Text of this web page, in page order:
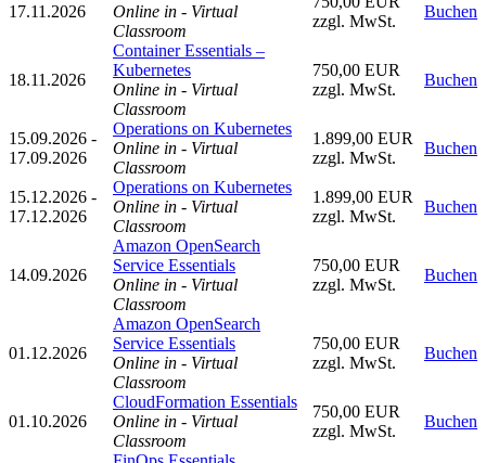
17.11.2026
Online in - Virtual
Classroom
zzgl. MwSt.
Buchen
18.11.2026
Container Essentials –
Kubernetes
Online in - Virtual
Classroom
750,00 EUR
zzgl. MwSt.
Buchen
15.09.2026 -
17.09.2026
Operations on Kubernetes
Online in - Virtual
Classroom
1.899,00 EUR
zzgl. MwSt.
Buchen
15.12.2026 -
17.12.2026
Operations on Kubernetes
Online in - Virtual
Classroom
1.899,00 EUR
zzgl. MwSt.
Buchen
14.09.2026
Amazon OpenSearch
Service Essentials
Online in - Virtual
Classroom
750,00 EUR
zzgl. MwSt.
Buchen
01.12.2026
Amazon OpenSearch
Service Essentials
Online in - Virtual
Classroom
750,00 EUR
zzgl. MwSt.
Buchen
01.10.2026
CloudFormation Essentials
Online in - Virtual
Classroom
750,00 EUR
zzgl. MwSt.
Buchen